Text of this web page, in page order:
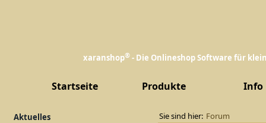
xaranshop® - Die Onlineshop Software für
Startseite Produkte Info
Aktuelles Sie sind hier: Forum